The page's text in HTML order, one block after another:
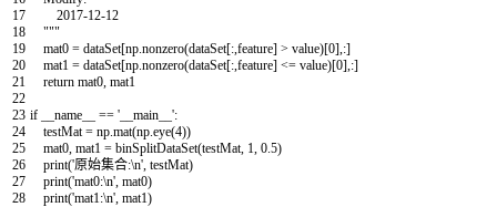
17
18
19
20
21
22
23
24
25
26
27
28
2017-12-12
"""
mat0 = dataSet[np nonzero(dataSet[: feature] > value)[0] :]
mat1 = dataSet[np nonzero(dataSet[: feature] <= value)[0] :]
return mat0 mat1
if __name__ == '__main__':
testMat = np mat(np eye(4))
mat0 mat1 = binSplitDataSet(testMat 1 0.5)
print('原始集合:\n' testMat)
print('mat0:\n' mat0)
print('mat1:\n' mat1)